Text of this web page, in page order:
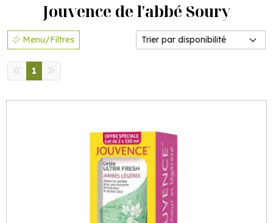
Jouvence de l'abbé Soury
Menu/Filtres
1